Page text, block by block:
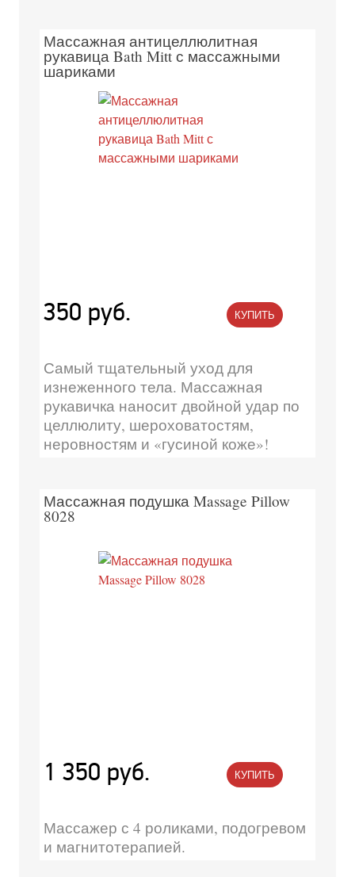
Массажная антицеллюлитная
рукавица Bath Mitt с массажными
шариками
350 руб. КУПИТЬ
Самый тщательный уход для
изнеженного тела. Массажная
рукавичка наносит двойной удар по
целлюлиту, шероховатостям,
неровностям и «гусиной коже»!
Массажная подушка Massage Pillow
8028
1 350 руб. КУПИТЬ
Массажер с 4 роликами, подогревом
и магнитотерапией.